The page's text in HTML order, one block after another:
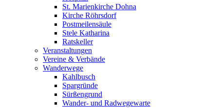
St. Marienkirche Dohna
Kirche Röhrsdorf
Postmeilensäule
Stele Katharina
Ratskeller
Veranstaltungen
Vereine & Verbände
Wanderwege
Kahlbusch
Spargründe
Sürßengrund
Wander- und Radwegewarte